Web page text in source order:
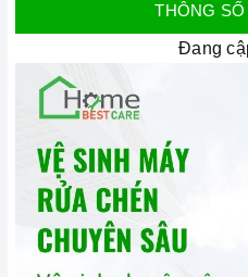
Máy rửa chén bát âm tủ
Serie 6 | Home Best
1. Đặc điểm nổi bật của
Máy rửa chén bát âm tủ
được thiết kế với kiểu dáng
mọi không gian bếp.
Máy có vỏ ngoài được làm
THÔNG
Đang